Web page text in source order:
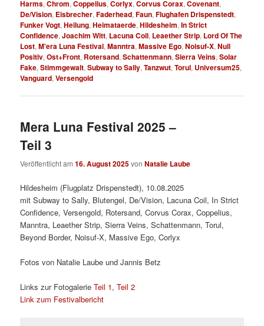
Harms,Chrom,Coppelius,Corlyx,Corvus Corax,Covenant,
De/Vision, Eisbrecher,Faderhead,Faun,Flughafen Drispenstedt,
Funker Vogt,Heilung,Heimataerde,Hildesheim,In Strict
Confidence,Joachim Witt, Lacuna Coil, Leaether Strip, Lord Of The
Lost,M'era Luna Festival,Manntra,Massive Ego,Noisuf-X,Null
Positiv,Ost+Front, Rotersand,Schattenmann,Sierra Veins,Solar
Fake,Stimmgewalt,Subway to Sally,Tanzwut,Torul, Universum25,
Vanguard,Versengold
Mera Luna Festival 2025 –
Teil 3
Veröffentlicht am16. August 2025vonNatalie Laube
Hildesheim (Flugplatz Drispenstedt), 10.08.2025
mit Subway to Sally, Blutengel, De/Vision, Lacuna Coil, In Strict
Confidence, Versengold, Rotersand, Corvus Corax, Coppelius,
Manntra, Leaether Strip, Sierra Veins, Schattenmann, Torul,
Beyond Border, Noisuf-X, Massive Ego, Corlyx
Fotos von Natalie Laube und Jannis Betz
Links zur FotogalerieTeil 1,Teil 2
Link zum Festivalbericht